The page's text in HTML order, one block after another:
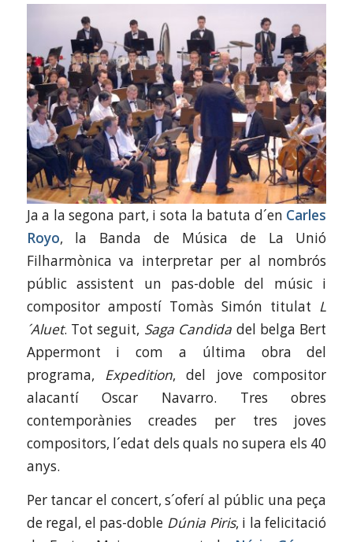
Ja a la segona part, i sota la batuta d´en Carles
Royo, la Banda de Música de La Unió
Filharmònica va interpretar per al nombrós
públic assistent un pas-doble del músic i
compositor ampostí Tomàs Simón titulat L
´Aluet. Tot seguit, Saga Candida del belga Bert
Appermont i com a última obra del
programa, Expedition, del jove compositor
alacantí Oscar Navarro. Tres obres
contemporànies creades per tres joves
compositors, l´edat dels quals no supera els 40
anys.
Per tancar el concert, s´oferí al públic una peça
de regal, el pas-doble Dúnia Piris, i la felicitació